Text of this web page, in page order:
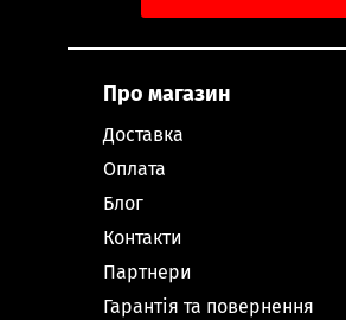
Про магазин
Доставка
Оплата
Блог
Контакти
Партнери
Гарантія та повернення